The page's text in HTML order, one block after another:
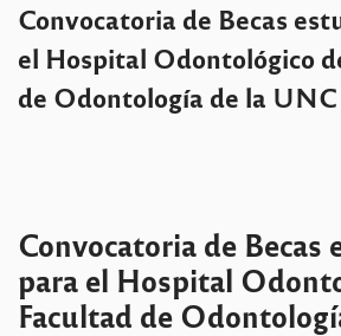
Convocatoria de Becas
el Hospital Odontológico
de Odontología de la UNC
Convocatoria de
para el Hospital
Facultad de